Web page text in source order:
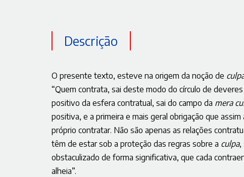
Descrição
O presente texto, esteve na origem da noção de
“Quem contrata, sai deste modo do círculo de
positivo da esfera contratual, sai do campo da mera
positiva, e a primeira e mais geral obrigação que
próprio contratar. Não são apenas as relações
têm de estar sob a proteção das regras sobre a culpa,
obstaculizado de forma significativa, que cada
alheia”.